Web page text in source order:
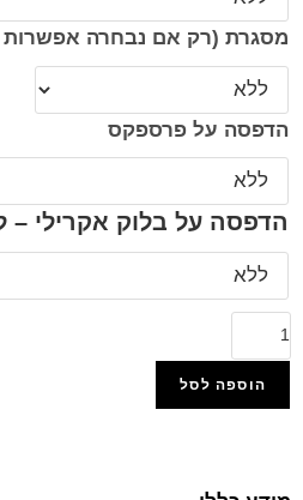
מסגרת (רק אם נבחרה
הדפסה על פרספקס
הדפסה על בלוק אקרילי –
הוספה לסל